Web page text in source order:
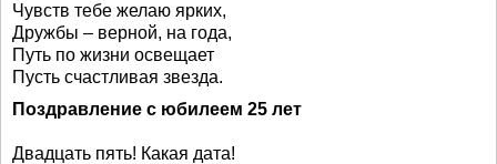
Чувств тебе желаю ярких,
Дружбы – верной, на года,
Путь по жизни освещает
Пусть счастливая звезда.
Поздравление с юбилеем 25 лет
Двадцать пять! Какая дата!